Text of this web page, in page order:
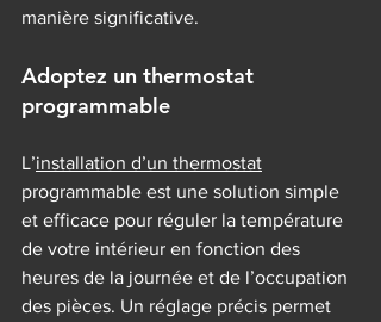
manière significative.
Adoptez un thermostat
programmable
L’installation d’un thermostat
programmable est une solution simple
et efficace pour réguler la température
de votre intérieur en fonction des
heures de la journée et de l’occupation
des pièces. Un réglage précis permet